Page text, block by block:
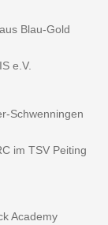
Blau-Gold
e.V.
Schwenningen
im TSV Peiting
Academy